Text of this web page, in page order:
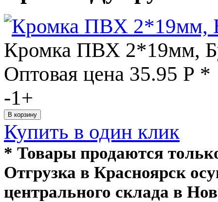
Кромка ПВХ 2*19мм,
Оптовая цена 35.95 Р *
-1+
Купить в один клик
* Товары продаются
Отгрузка в Красноярск
центрального склада в